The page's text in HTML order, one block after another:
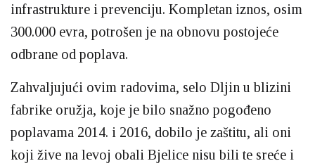
infrastrukture i prevenciju. Kompletan iznos, osim
300.000 evra, potrošen je na obnovu postojeće
odbrane od poplava.
Zahvaljujući ovim radovima, selo Dljin u blizini
fabrike oružja, koje je bilo snažno pogođeno
poplavama 2014. i 2016, dobilo je zaštitu, ali oni
koji žive na levoj obali Bjelice nisu bili te sreće i